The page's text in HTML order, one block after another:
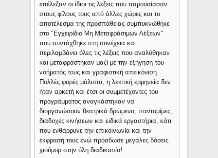
επέλεξαν οι ίδιοι τις λέξεις που παρουσίασαν
στους φίλους τους από άλλες χώρες και το
αποτέλεσμα της προσπάθειας συμπυκνώθηκε
στο "Εγχειρίδιο Μη Μεταφράσιμων Λέξεων"
που συντάχθηκε στη συνέχεια και
περιλαμβάνει όλες τις λέξεις που αναλύθηκαν
και μεταφράστηκαν μαζί με την εξήγηση του
νοήματός τους και γραφιστική απεικόνιση.
Πολλές φορές μάλιστα, η λεκτική ερμηνεία δεν
ήταν αρκετή και έτσι οι συμμετέχοντες του
προγράμματος αναγκάστηκαν να
διοργανώσουν θεατρικά δρώμενα, παντομίμες,
διαδοχές κινήσεων και ειδικά εργαστήρια, κάτι
που ενθάρρυνε την επικοινωνία και την
έκφρασή τους ενώ πρόσδωσε μεγάλες δόσεις
χιούμορ στην όλη διαδικασία!